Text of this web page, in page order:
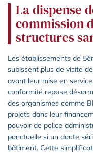
La dispense
commission
structures
Les établissements de
subissent plus de visite
avant leur mise en
conformité repose
des organismes comme
projets dans leur
pouvoir de police
ponctuelle si un doute
bâtiment. Cette